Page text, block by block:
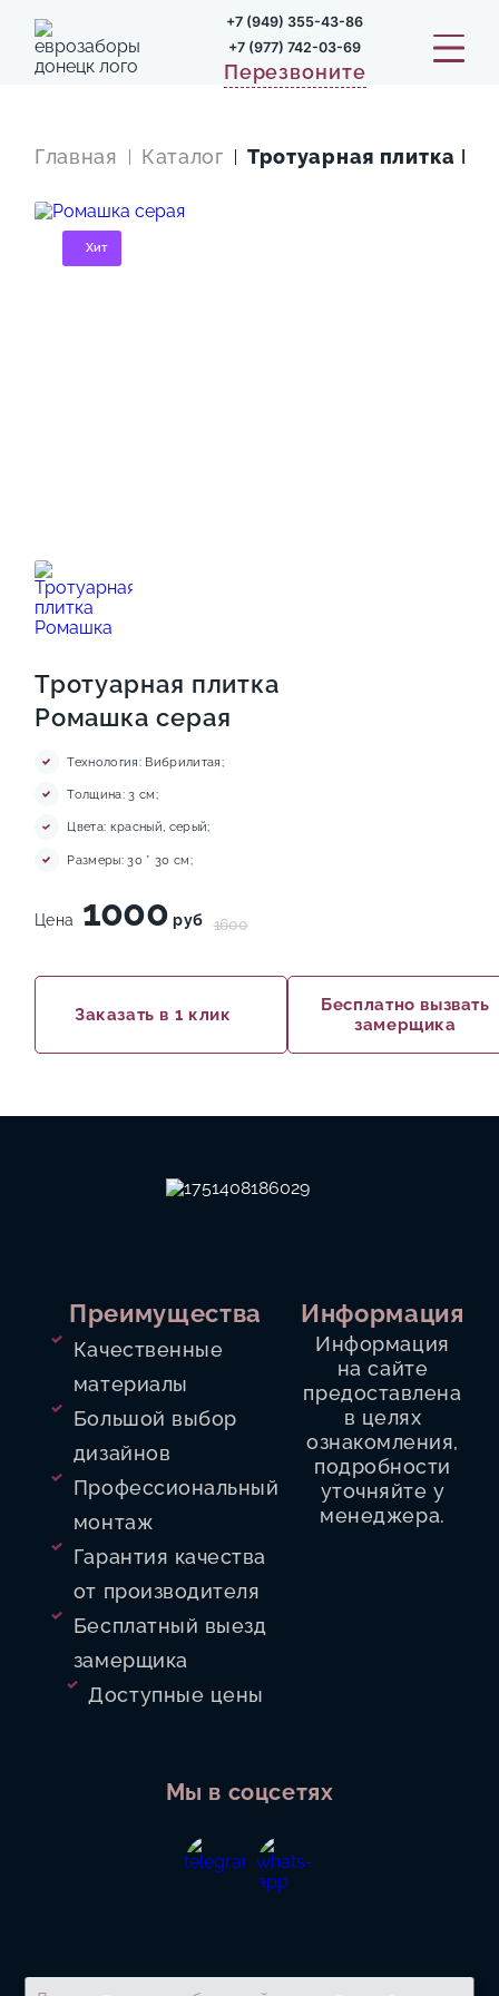
+7 (949) 355-43-86
+7 (977) 742-03-69
Перезвоните
Главная Каталог Тротуарная плитка
Хит
Тротуарная плитка
Ромашка серая
Технология: Вибрилитая;
Толщина: 3 см;
Цвета: красный, серый;
Размеры: 30 * 30 см;
Цена 1000 руб 1600
Заказать в 1 клик
Бесплатно вызвать
замерщика
Мы в соцсетях
Преимущества
Качественные
материалы
Большой выбор
дизайнов
Профессиональный
монтаж
Гарантия качества
от производителя
Бесплатный выезд
замерщика
Доступные цены
Информация
Информация
на сайте
предоставлена
в целях
ознакомления,
подробности
уточняйте у
менеджера.